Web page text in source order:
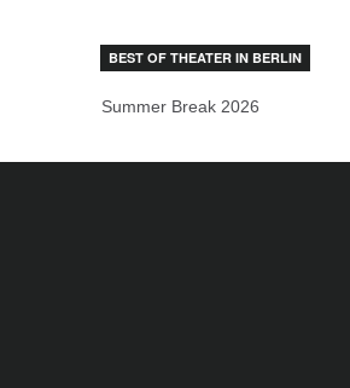
BEST OF THEATER IN BERLIN
Summer Break 2026